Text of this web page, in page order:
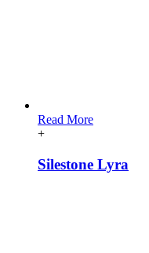
Read More
+
Silestone Lyra